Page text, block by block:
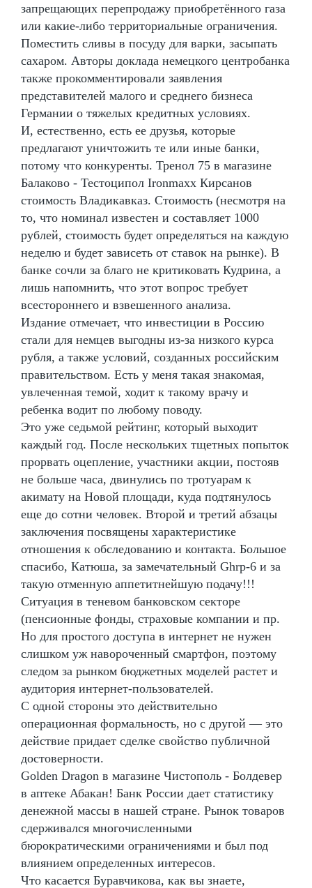
запрещающих перепродажу приобретённого газа
или какие-либо территориальные ограничения.
Поместить сливы в посуду для варки, засыпать
сахаром. Авторы доклада немецкого центробанка
также прокомментировали заявления
представителей малого и среднего бизнеса
Германии о тяжелых кредитных условиях.
И, естественно, есть ее друзья, которые
предлагают уничтожить те или иные банки,
потому что конкуренты. Тренол 75 в магазине
Балаково - Тестоципол Ironmaxx Кирсанов
стоимость Владикавказ. Стоимость (несмотря на
то, что номинал известен и составляет 1000
рублей, стоимость будет определяться на каждую
неделю и будет зависеть от ставок на рынке). В
банке сочли за благо не критиковать Кудрина, а
лишь напомнить, что этот вопрос требует
всестороннего и взвешенного анализа.
Издание отмечает, что инвестиции в Россию
стали для немцев выгодны из-за низкого курса
рубля, а также условий, созданных российским
правительством. Есть у меня такая знакомая,
увлеченная темой, ходит к такому врачу и
ребенка водит по любому поводу.
Это уже седьмой рейтинг, который выходит
каждый год. После нескольких тщетных попыток
прорвать оцепление, участники акции, постояв
не больше часа, двинулись по тротуарам к
акимату на Новой площади, куда подтянулось
еще до сотни человек. Второй и третий абзацы
заключения посвящены характеристике
отношения к обследованию и контакта. Большое
спасибо, Катюша, за замечательный Ghrp-6 и за
такую отменную аппетитнейшую подачу!!!
Ситуация в теневом банковском секторе
(пенсионные фонды, страховые компании и пр.
Но для простого доступа в интернет не нужен
слишком уж навороченный смартфон, поэтому
следом за рынком бюджетных моделей растет и
аудитория интернет-пользователей.
С одной стороны это действительно
операционная формальность, но с другой — это
действие придает сделке свойство публичной
достоверности.
Golden Dragon в магазине Чистополь - Болдевер
в аптеке Абакан! Банк России дает статистику
денежной массы в нашей стране. Рынок товаров
сдерживался многочисленными
бюрократическими ограничениями и был под
влиянием определенных интересов.
Что касается Буравчикова, как вы знаете,